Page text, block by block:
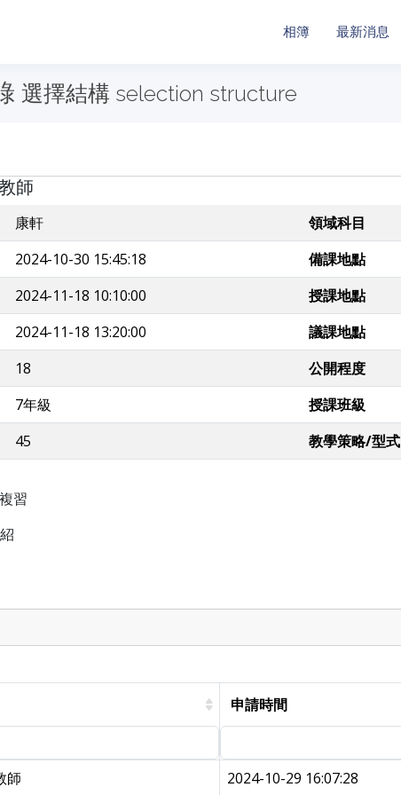
相簿 最新消息
選擇結構 selection structure
師
康軒 領域科目
2024-10-30 15:45:18 備課地點
2024-11-18 10:10:00 授課地點
2024-11-18 13:20:00 議課地點
18 公開程度
7年級 授課班級
45 教學策略/型式
習
申請時間
師 2024-10-29 16:07:28